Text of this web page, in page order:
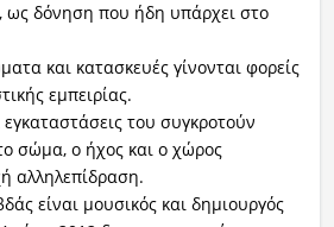
ως δόνηση που ήδη υπάρχει στο
και κατασκευές γίνονται φορείς
εμπειρίας.
του συγκροτούν
σώμα, ο ήχος και ο χώρος
αλληλεπίδραση.
είναι μουσικός και δημιουργός